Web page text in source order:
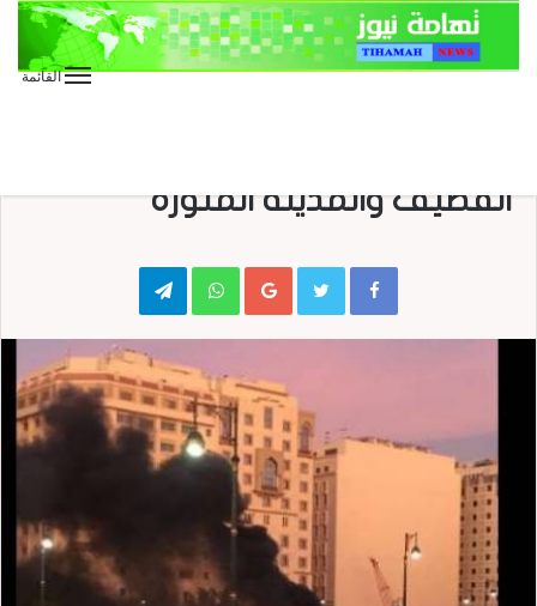
القائمة
القطيف والمدينة المنورة
Google+
WhatsApp
Telegram